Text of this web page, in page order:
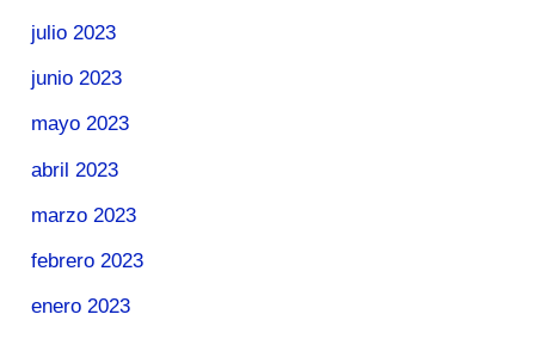
julio 2023
junio 2023
mayo 2023
abril 2023
marzo 2023
febrero 2023
enero 2023